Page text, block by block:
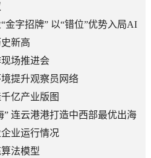
金字招牌” 以“错位”优势入局AI
新高
场推进会
提升观察员网络
亿产业版图
” 连云港港打造中西部最优出海
业运行情况
法模型